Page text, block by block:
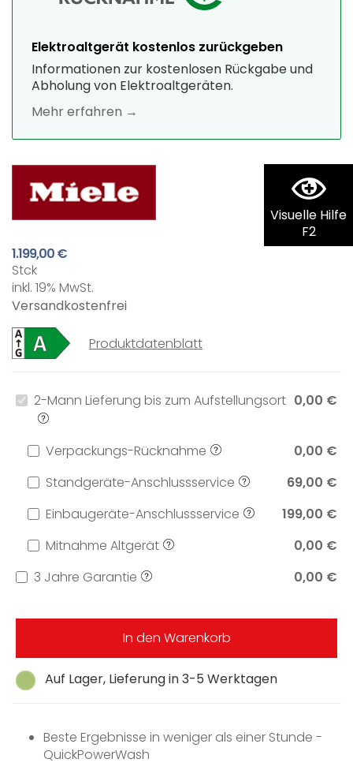
Visuelle Hilfe
F2
Elektroaltgerät kostenlos zurückgeben
Informationen zur kostenlosen Rückgabe und
Abholung von Elektroaltgeräten.
Mehr erfahren →
1.199,00 €
Stck
inkl. 19% MwSt.
Versandkostenfrei
Produktdatenblatt
Auf Lager, Lieferung in 3-5 Werktagen
2-Mann Lieferung bis zum Aufstellungsort 0,00 €
Verpackungs-Rücknahme
0,00 €
Standgeräte-Anschlussservice
69,00 €
Einbaugeräte-Anschlussservice
199,00 €
Mitnahme Altgerät
0,00 €
3 Jahre Garantie
0,00 €
In den Warenkorb
Beste Ergebnisse in weniger als einer Stunde -
QuickPowerWash